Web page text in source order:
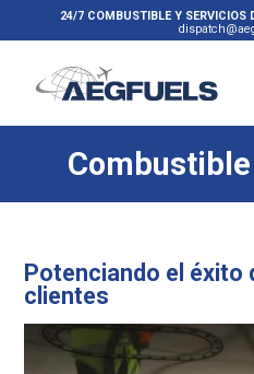
24/7 COMBUSTIBLE Y SERVICIOS
Potenciando el éxito
clientes